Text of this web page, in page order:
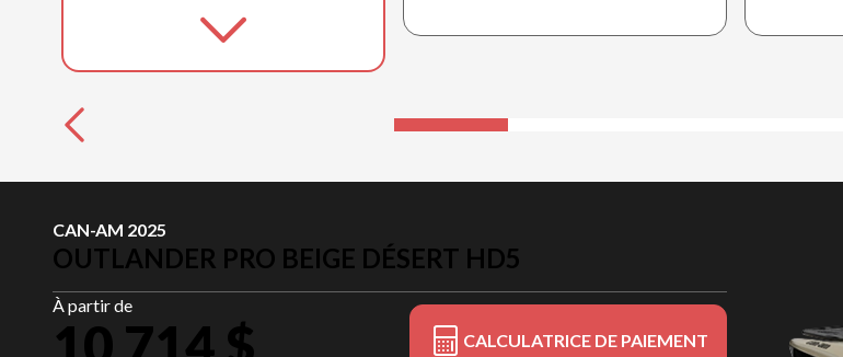
CAN-AM 2025
OUTLANDER PRO BEIGE DÉSERT HD5
À partir de
10 714 $ CALCULATRICE DE PAIEMENT